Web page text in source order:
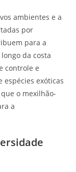
ambientes e a
por
para a
da costa
controle e
exóticas
o mexilhão-
a